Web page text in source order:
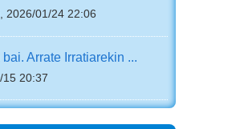
2026/01/24 22:06
Arrate Irratiarekin ...
15 20:37